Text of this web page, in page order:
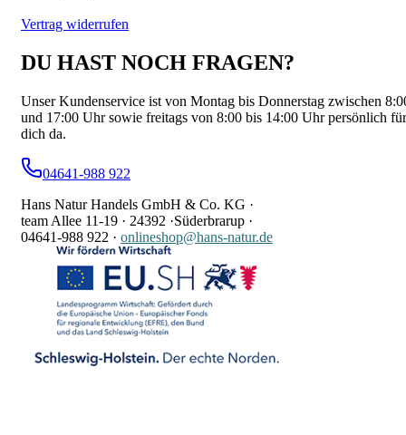
Vertrag widerrufen
DU HAST NOCH FRAGEN?
Unser Kundenservice ist von Montag bis Donnerstag zwischen
und 17:00 Uhr sowie freitags von 8:00 bis 14:00 Uhr persönlich für
dich da.
04641-988 922
Hans Natur Handels GmbH & Co. KG ·
team Allee 11-19 · 24392 ·Süderbrarup ·
04641-988 922 · onlineshop@hans-natur.de